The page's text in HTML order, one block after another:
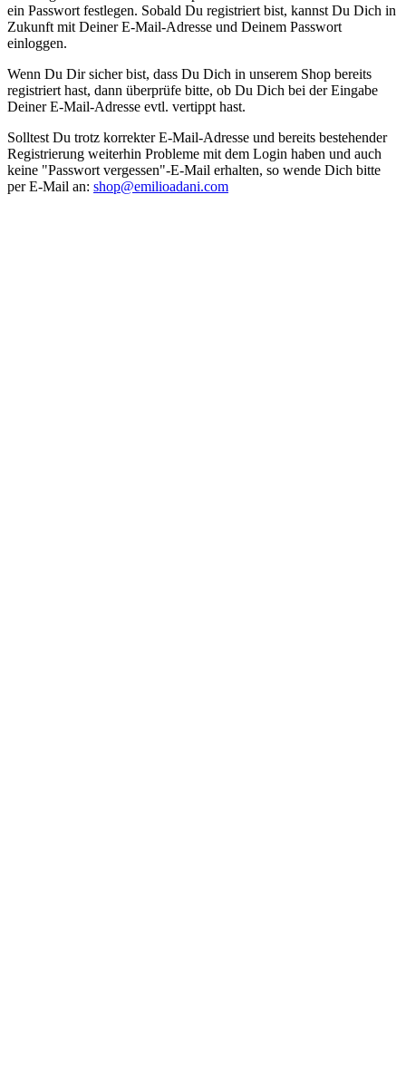
ein Passwort festlegen. Sobald Du registriert bist, kannst Du Dich in
Zukunft mit Deiner E-Mail-Adresse und Deinem Passwort
einloggen.
Wenn Du Dir sicher bist, dass Du Dich in unserem Shop bereits
registriert hast, dann überprüfe bitte, ob Du Dich bei der Eingabe
Deiner E-Mail-Adresse evtl. vertippt hast.
Solltest Du trotz korrekter E-Mail-Adresse und bereits bestehender
Registrierung weiterhin Probleme mit dem Login haben und auch
keine "Passwort vergessen"-E-Mail erhalten, so wende Dich bitte
per E-Mail an: shop@emilioadani.com